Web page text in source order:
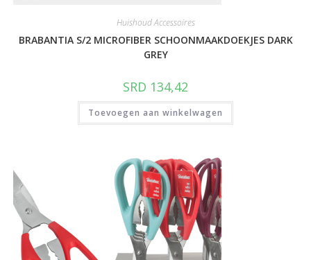
Huishoud Accessoires
BRABANTIA S/2 MICROFIBER SCHOONMAAKDOEKJES DARK
GREY
SRD 134,42
Toevoegen aan winkelwagen